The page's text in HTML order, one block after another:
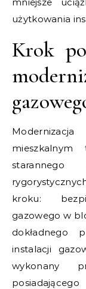
użytkowania
Krok
starannego
kroku:
gazowego w
dokładnego
instalacji
wykonany